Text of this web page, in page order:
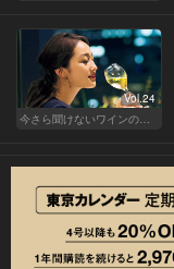
Vol.24
今さら聞けないワインの基礎知識